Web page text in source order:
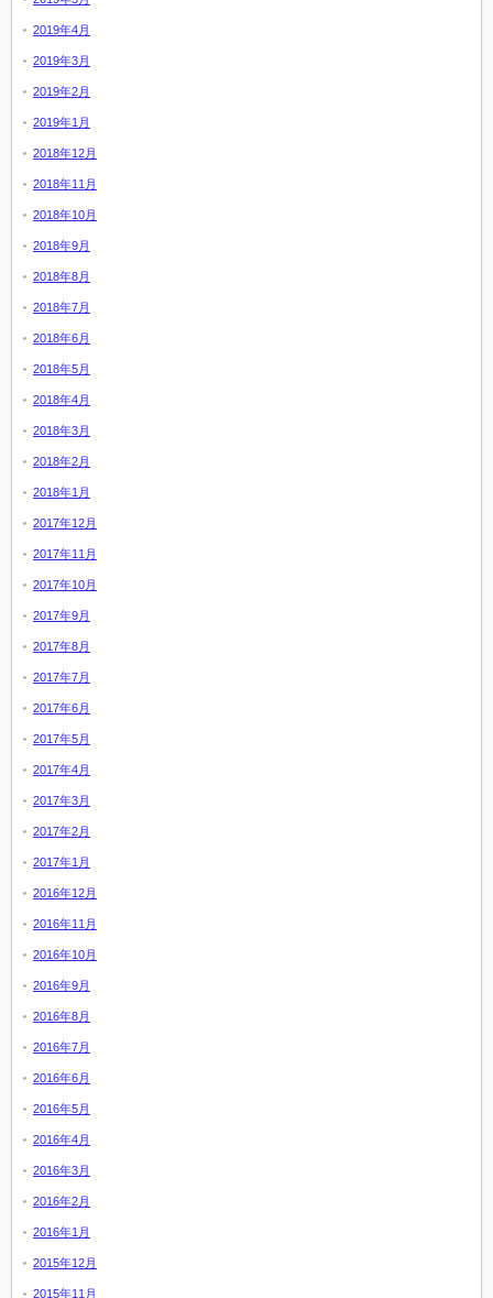
2019年4月
2019年3月
2019年2月
2019年1月
2018年12月
2018年11月
2018年10月
2018年9月
2018年8月
2018年7月
2018年6月
2018年5月
2018年4月
2018年3月
2018年2月
2018年1月
2017年12月
2017年11月
2017年10月
2017年9月
2017年8月
2017年7月
2017年6月
2017年5月
2017年4月
2017年3月
2017年2月
2017年1月
2016年12月
2016年11月
2016年10月
2016年9月
2016年8月
2016年7月
2016年6月
2016年5月
2016年4月
2016年3月
2016年2月
2016年1月
2015年12月
2015年11月